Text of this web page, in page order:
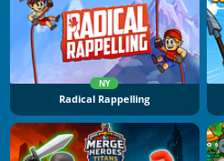
NY
Radical Rappelling